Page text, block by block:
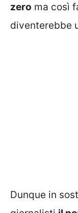
zero ma così
diventerebbe
Dunque in